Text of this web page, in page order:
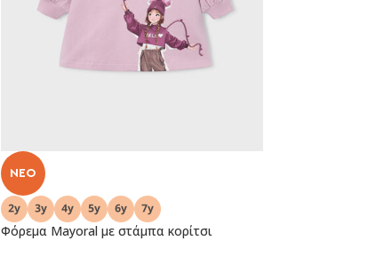
NEO
Φόρεμα Mayoral με στάμπα κορίτσι